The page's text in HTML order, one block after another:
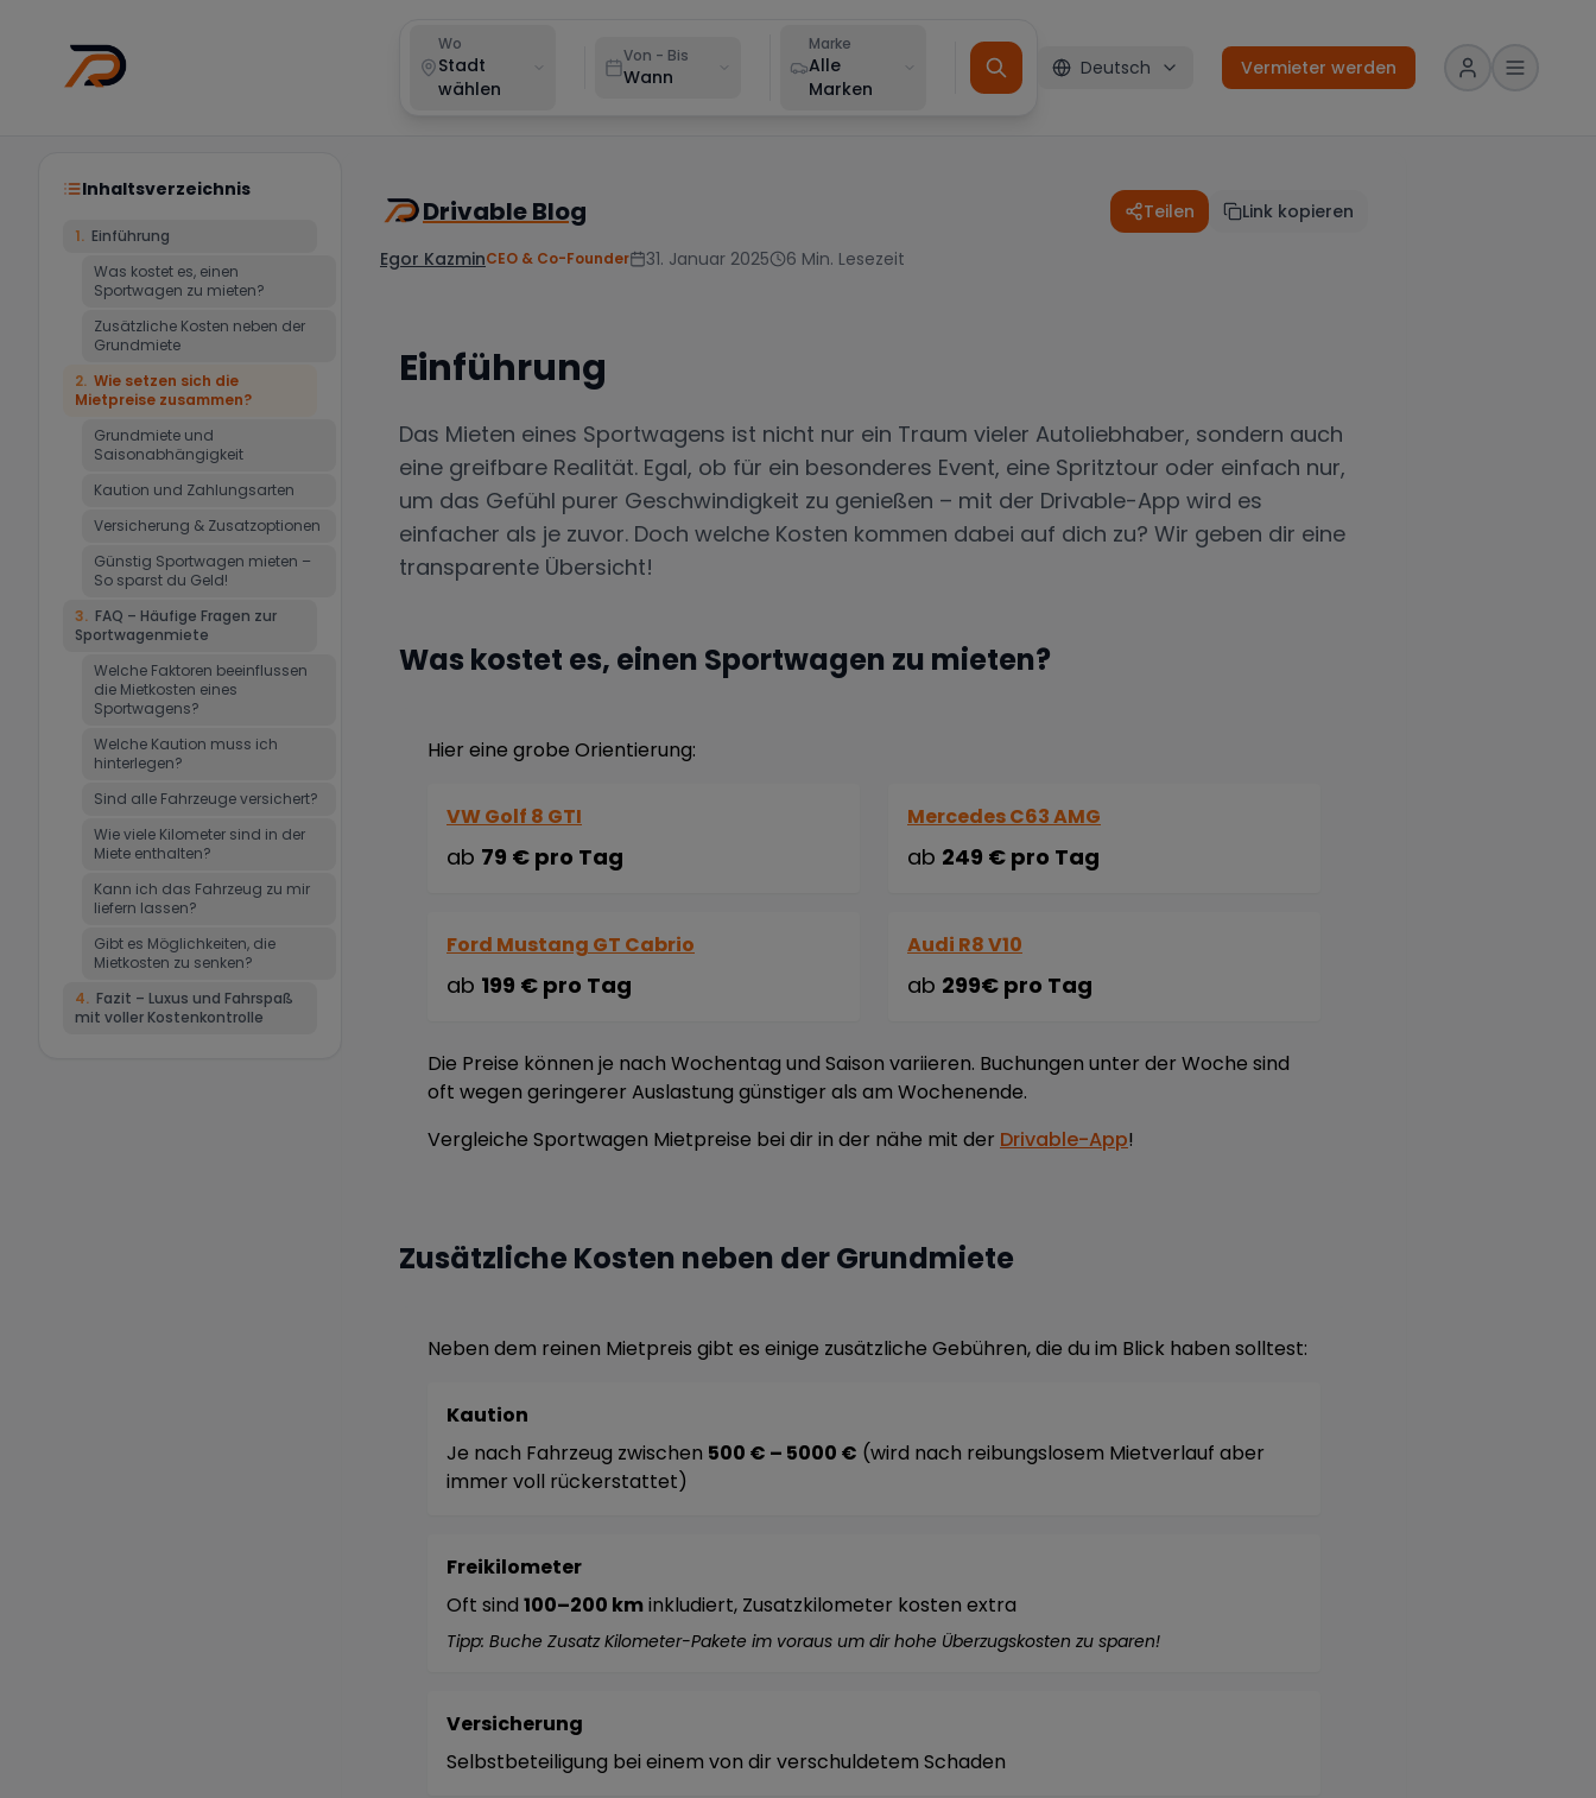
Wo
Stadt
wählen
Von - Bis
Wann
Marke
Alle
Marken
Deutsch Vermieter werden
Inhaltsverzeichnis
1. Einführung
Was kostet es, einen
Sportwagen zu mieten?
Zusätzliche Kosten neben der
Grundmiete
2. Wie setzen sich die
Mietpreise zusammen?
Grundmiete und
Saisonabhängigkeit
Kaution und Zahlungsarten
Versicherung & Zusatzoptionen
Günstig Sportwagen mieten –
So sparst du Geld!
3. FAQ – Häufige Fragen zur
Sportwagenmiete
Welche Faktoren beeinflussen
die Mietkosten eines
Sportwagens?
Welche Kaution muss ich
hinterlegen?
Sind alle Fahrzeuge versichert?
Wie viele Kilometer sind in der
Miete enthalten?
Kann ich das Fahrzeug zu mir
liefern lassen?
Gibt es Möglichkeiten, die
Mietkosten zu senken?
4. Fazit – Luxus und Fahrspaß
mit voller Kostenkontrolle
Drivable Blog Teilen
Link kopieren
Egor KazminCEO & Co-Founder 31. Januar 2025 6 Min. Lesezeit
Einführung
Das Mieten eines Sportwagens ist nicht nur ein Traum vieler Autoliebhaber, sondern auch
eine greifbare Realität. Egal, ob für ein besonderes Event, eine Spritztour oder einfach nur,
um das Gefühl purer Geschwindigkeit zu genießen – mit der Drivable-App wird es
einfacher als je zuvor. Doch welche Kosten kommen dabei auf dich zu? Wir geben dir eine
transparente Übersicht!
Was kostet es, einen Sportwagen zu mieten?
Hier eine grobe Orientierung:
VW Golf 8 GTI
ab 79 € pro Tag
Ford Mustang GT Cabrio
ab 199 € pro Tag
Mercedes C63 AMG
ab 249 € pro Tag
Audi R8 V10
ab 299€ pro Tag
Die Preise können je nach Wochentag und Saison variieren. Buchungen unter der Woche sind
oft wegen geringerer Auslastung günstiger als am Wochenende.
Vergleiche Sportwagen Mietpreise bei dir in der nähe mit der Drivable-App!
Zusätzliche Kosten neben der Grundmiete
Neben dem reinen Mietpreis gibt es einige zusätzliche Gebühren, die du im Blick haben solltest:
Kaution
Je nach Fahrzeug zwischen 500 € – 5000 € (wird nach reibungslosem Mietverlauf aber
immer voll rückerstattet)
Freikilometer
Oft sind 100–200 kminkludiert, Zusatzkilometer kosten extra
Tipp: Buche Zusatz Kilometer-Pakete im voraus um dir hohe Überzugskosten zu sparen!
Versicherung
Selbstbeteiligung bei einem von dir verschuldetem Schaden